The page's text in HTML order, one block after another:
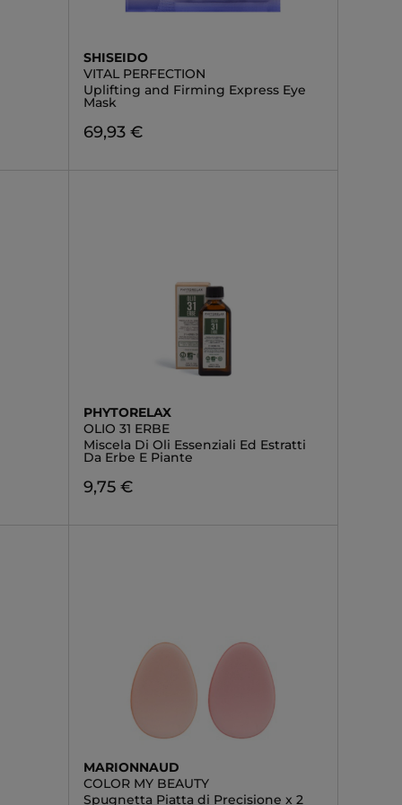
SHISEIDO
VITAL PERFECTION
Uplifting and Firming Express Eye
Mask
69,93 €
PHYTORELAX
OLIO 31 ERBE
Miscela Di Oli Essenziali Ed Estratti
Da Erbe E Piante
9,75 €
MARIONNAUD
COLOR MY BEAUTY
Spugnetta Piatta di Precisione x 2